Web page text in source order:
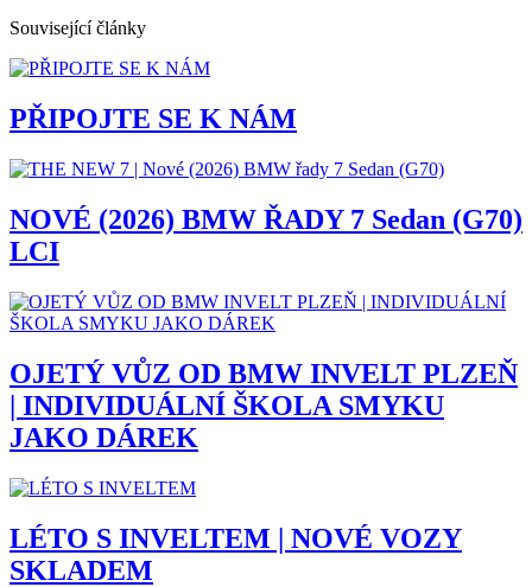
Související články
PŘIPOJTE SE K NÁM
NOVÉ (2026) BMW ŘADY 7 Sedan (G70)
LCI
OJETÝ VŮZ OD BMW INVELT PLZEŇ
| INDIVIDUÁLNÍ ŠKOLA SMYKU
JAKO DÁREK
LÉTO S INVELTEM | NOVÉ VOZY
SKLADEM